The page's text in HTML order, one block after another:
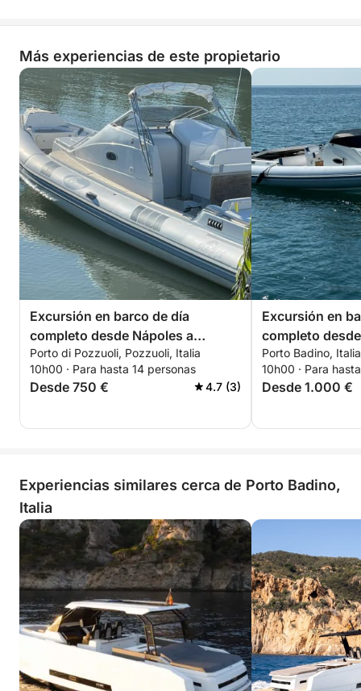
Más experiencias de este propietario
Excursión en barco de día
completo desde Nápoles a
Procida e Ischia.
Porto di Pozzuoli, Pozzuoli, Italia
10h00 · Para hasta 14 personas
Desde 750 € 4.7 (3)
Excursión en
completo
Ponza y
Porto Badino, Italia
10h00 · Para
Desde 1.000 €
Experiencias similares cerca de Porto Badino,
Italia